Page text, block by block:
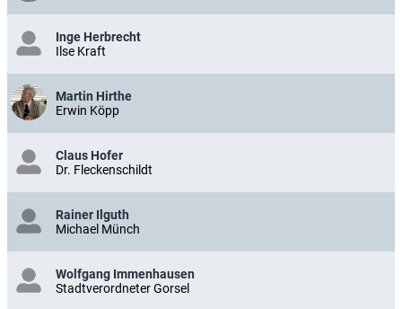
Inge Herbrecht
Ilse Kraft
Martin Hirthe
Erwin Köpp
Claus Hofer
Dr. Fleckenschildt
Rainer Ilguth
Michael Münch
Wolfgang Immenhausen
Stadtverordneter Gorsel